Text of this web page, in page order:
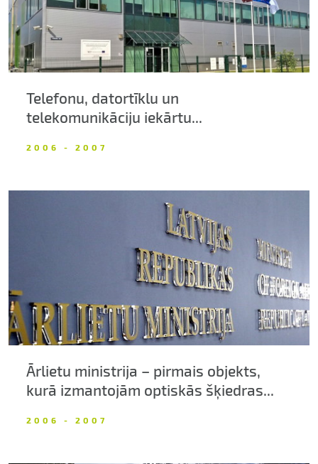
Telefonu, datortīklu un
telekomunikāciju iekārtu...
2006 - 2007
Ārlietu ministrija – pirmais objekts,
kurā izmantojām optiskās šķiedras...
2006 - 2007